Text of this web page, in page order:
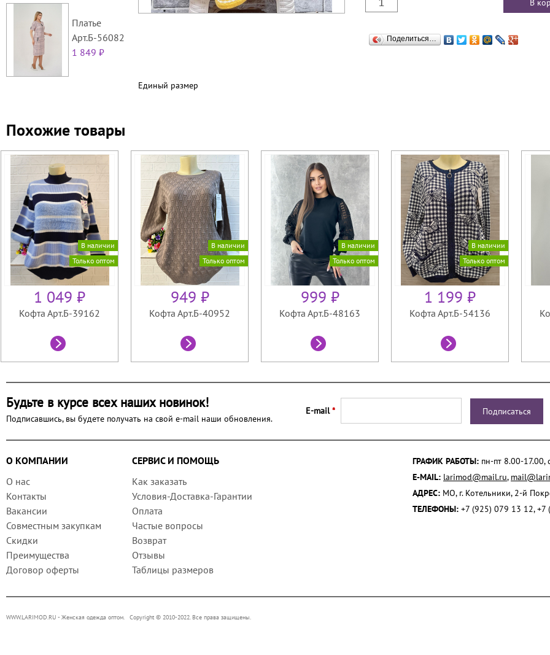
Платье
Арт.Б-56082
1 849 ₽
Поделиться…
Единый размер
Похожие товары
В наличии
Только оптом
1 049 ₽
Кофта Арт.Б-39162
В наличии
Только оптом
949 ₽
Кофта Арт.Б-40952
В наличии
Только оптом
999 ₽
Кофта Арт.Б-48163
В наличии
Только оптом
1 199 ₽
Кофта Арт.Б-54136
Будьте в курсе всех наших новинок!
Подписавшись, вы будете получать на свой e-mail наши обновления.
E-mail*
О КОМПАНИИ
СЕРВИС И ПОМОЩЬ
О нас
Контакты
Вакансии
Совместным закупкам
Скидки
Преимущества
Договор оферты
Как заказать
Условия-Доставка-Гарантии
Оплата
Частые вопросы
Возврат
Отзывы
Таблицы размеров
ГРАФИК РАБОТЫ: пн-пт 8.00-17.00,
E-MAIL: larimod@mail.ru,
АДРЕС: МО, г. Котельники, 2-й
ТЕЛЕФОНЫ: +7 (925) 079 13 12,
WWW.LARIMOD.RU - Женская одежда оптом. Copyright © 2010-2022. Все права защищены.